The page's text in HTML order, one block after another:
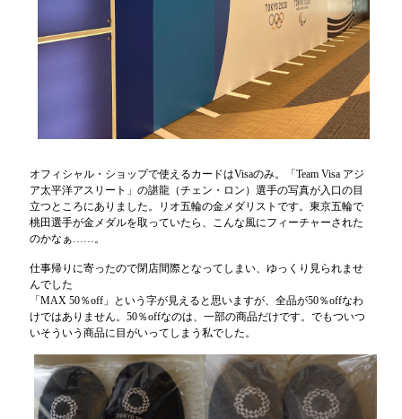
オフィシャル・ショップで使えるカードはVisaのみ。「Team Visa アジ
ア太平洋アスリート」の諶龍（チェン・ロン）選手の写真が入口の目
立つところにありました。リオ五輪の金メダリストです。東京五輪で
桃田選手が金メダルを取っていたら、こんな風にフィーチャーされた
のかなぁ……。
仕事帰りに寄ったので閉店間際となってしまい、ゆっくり見られませ
んでした
「MAX 50％off」という字が見えると思いますが、全品が50％offなわ
けではありません。50％offなのは、一部の商品だけです。でもついつ
いそういう商品に目がいってしまう私でした。